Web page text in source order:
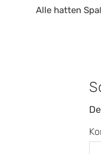
Alle hatten